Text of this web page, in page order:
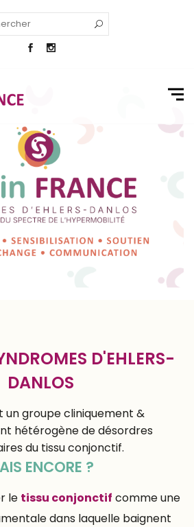
D'EHLERS-
DANLOS
un groupe cliniquement &
hétérogène de désordres
du tissu conjonctif.
ENCORE ?
le tissu conjonctif comme une
dans laquelle baignent